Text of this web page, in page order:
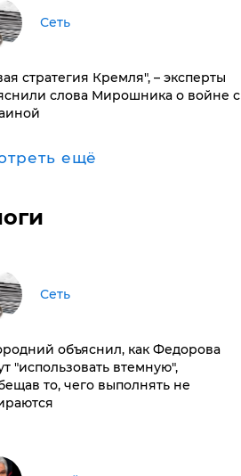
Сеть
стратегия Кремля", – эксперты
слова Мирошника о войне с
ещё
Сеть
объяснил, как Федорова
"использовать втемную",
то, чего выполнять не